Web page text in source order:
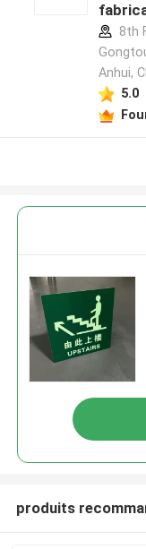
8th
Anhui,
5.0
produits